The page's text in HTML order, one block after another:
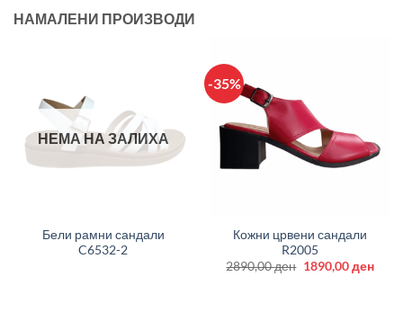
НАМАЛЕНИ ПРОИЗВОДИ
НЕМА НА ЗАЛИХА
Бели рамни сандали
C6532-2
-35%
Кожни црвени сандали
R2005
2890,00ден Original
1890,00ден